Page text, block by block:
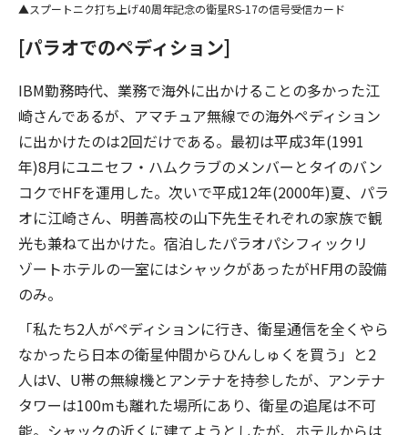
スプートニク打ち上げ40周年記念の衛星RS-17の信号受信カード
[パラオでのペディション]
IBM勤務時代、業務で海外に出かけることの多かった江
崎さんであるが、アマチュア無線での海外ペディション
に出かけたのは2回だけである。最初は平成3年(1991
年)8月にユニセフ・ハムクラブのメンバーとタイのバン
コクでHFを運用した。次いで平成12年(2000年)夏、パラ
オに江崎さん、明善高校の山下先生それぞれの家族で観
光も兼ねて出かけた。宿泊したパラオパシフィックリ
ゾートホテルの一室にはシャックがあったがHF用の設備
のみ。
「私たち2人がペディションに行き、衛星通信を全くやら
なかったら日本の衛星仲間からひんしゅくを買う」と2
人はV、U帯の無線機とアンテナを持参したが、アンテナ
タワーは100mも離れた場所にあり、衛星の追尾は不可
能。シャックの近くに建てようとしたが、ホテルからは